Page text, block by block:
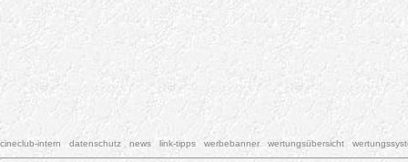
cineclub-intern datenschutz news link-tipps werbebanner wertungsübersicht